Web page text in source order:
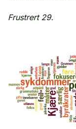
Frustrert 29.